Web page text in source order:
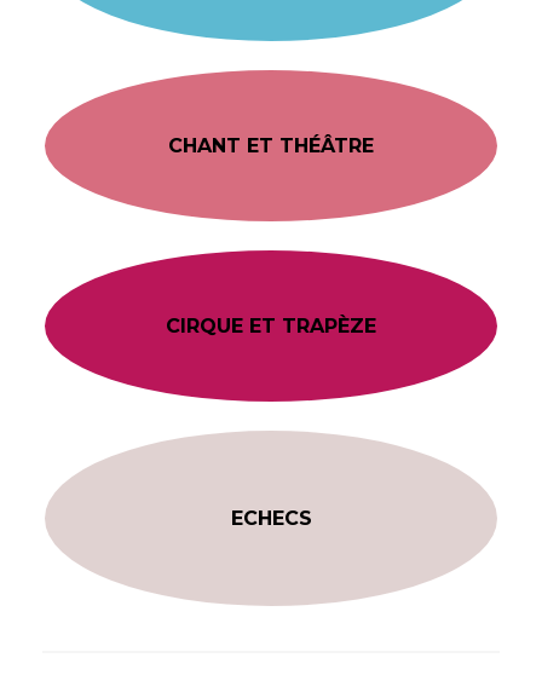
CHANT ET THÉÂTRE
CIRQUE ET TRAPÈZE
ECHECS